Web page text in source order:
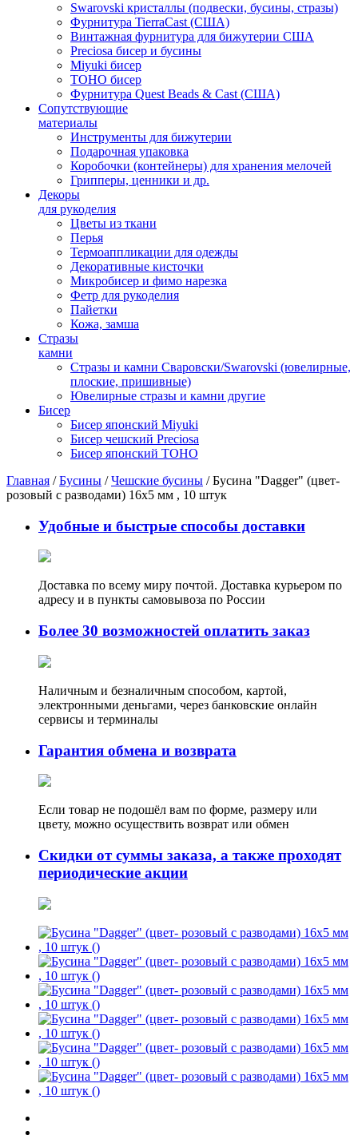
Swarovski кристаллы (подвески, бусины, стразы)
Фурнитура TierraCast (США)
Винтажная фурнитура для бижутерии США
Preciosa бисер и бусины
Miyuki бисер
TOHO бисер
Фурнитура Quest Beads & Cast (США)
Сопутствующие
материалы
Инструменты для бижутерии
Подарочная упаковка
Коробочки (контейнеры) для хранения мелочей
Грипперы, ценники и др.
Декоры
для рукоделия
Цветы из ткани
Перья
Термоаппликации для одежды
Декоративные кисточки
Микробисер и фимо нарезка
Фетр для рукоделия
Пайетки
Кожа, замша
Стразы
камни
Стразы и камни Сваровски/Swarovski (ювелирные,
плоские, пришивные)
Ювелирные стразы и камни другие
Бисер
Бисер японский Miyuki
Бисер чешский Preciosa
Бисер японский TOHO
Главная /Бусины /Чешские бусины / Бусина "Dagger" (цвет-
розовый с разводами) 16х5 мм , 10 штук
Удобные и быстрые способы доставки
Доставка по всему миру почтой. Доставка курьером по
адресу и в пункты самовывоза по России
Более 30 возможностей оплатить заказ
Наличным и безналичным способом, картой,
электронными деньгами, через банковские онлайн
сервисы и терминалы
Гарантия обмена и возврата
Если товар не подошёл вам по форме, размеру или
цвету, можно осуществить возврат или обмен
Скидки от суммы заказа, а также проходят
периодические акции